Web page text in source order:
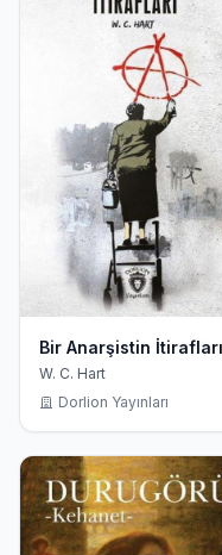
Bir Anarşistin İtirafları
W. C. Hart
Dorlion Yayınları